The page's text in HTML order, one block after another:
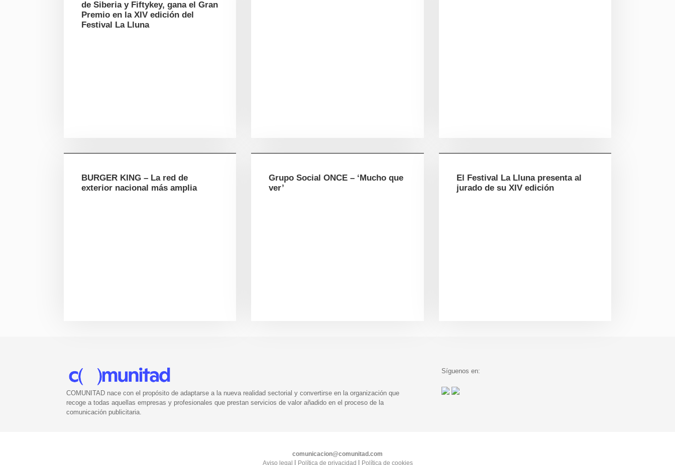
de Siberia y Fiftykey, gana el Gran
Premio en la XIV edición del
Festival La Lluna
BURGER KING – La red de
exterior nacional más amplia
Grupo Social ONCE – ‘Mucho que
ver’
El Festival La Lluna presenta al
jurado de su XIV edición
COMUNITAD nace con el propósito de adaptarse a la nueva realidad sectorial y convertirse en la organización que
recoge a todas aquellas empresas y profesionales que prestan servicios de valor añadido en el proceso de la
comunicación publicitaria.
Síguenos en:
comunicacion@comunitad.com
Aviso legal | Política de privacidad | Política de cookies